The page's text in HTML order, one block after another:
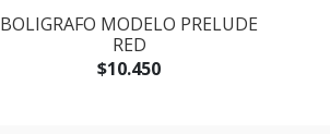
BOLIGRAFO MODELO PRELUDE
RED
$10.450